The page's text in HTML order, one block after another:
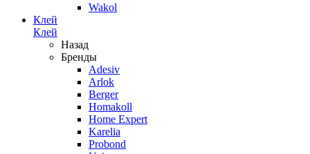
Wakol
Клей
Клей
Назад
Бренды
Adesiv
Arlok
Berger
Homakoll
Home Expert
Karelia
Probond